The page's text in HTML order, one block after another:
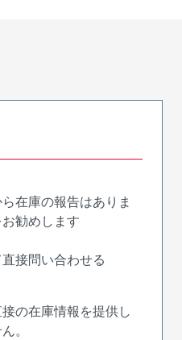
在庫の報告はありま
勧めします
接問い合わせる
の在庫情報を提供し
。